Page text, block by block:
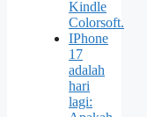
Kindle
Colorsoft.
IPhone
17
adalah
hari
lagi: